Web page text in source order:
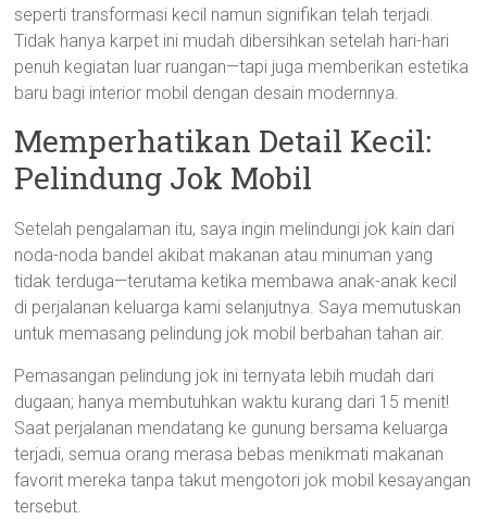
seperti transformasi kecil namun signifikan telah terjadi.
Tidak hanya karpet ini mudah dibersihkan setelah hari-hari
penuh kegiatan luar ruangan—tapi juga memberikan estetika
baru bagi interior mobil dengan desain modernnya.
Memperhatikan Detail Kecil:
Pelindung Jok Mobil
Setelah pengalaman itu, saya ingin melindungi jok kain dari
noda-noda bandel akibat makanan atau minuman yang
tidak terduga—terutama ketika membawa anak-anak kecil
di perjalanan keluarga kami selanjutnya. Saya memutuskan
untuk memasang pelindung jok mobil berbahan tahan air.
Pemasangan pelindung jok ini ternyata lebih mudah dari
dugaan; hanya membutuhkan waktu kurang dari 15 menit!
Saat perjalanan mendatang ke gunung bersama keluarga
terjadi, semua orang merasa bebas menikmati makanan
favorit mereka tanpa takut mengotori jok mobil kesayangan
tersebut.